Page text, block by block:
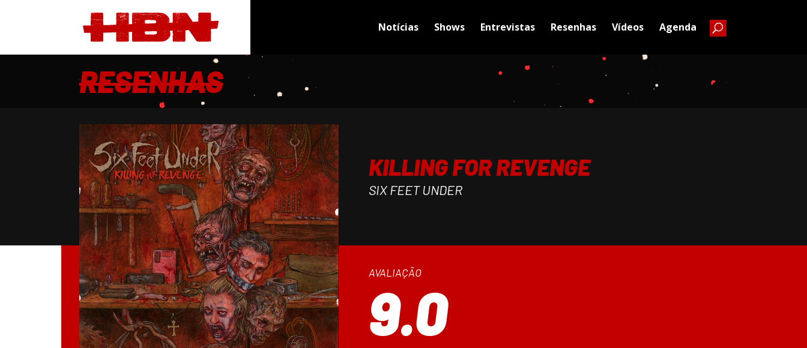
Notícias Shows Entrevistas Resenhas Vídeos Agenda
RESENHAS
KILLING FOR REVENGE
SIX FEET UNDER
AVALIAÇÃO
9.0